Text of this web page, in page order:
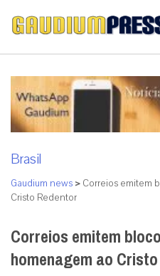
Brasil
Gaudium news > Correios emitem
Cristo Redentor
Correios emitem
homenagem ao